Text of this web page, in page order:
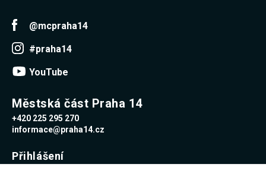
@mcpraha14
#praha14
YouTube
Městská část Praha 14
+420 225 295 270
informace@praha14.cz
Přihlášení